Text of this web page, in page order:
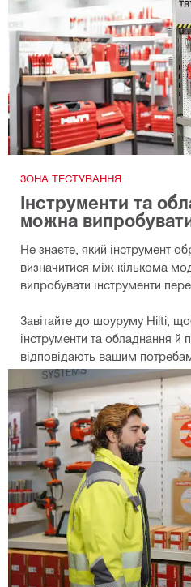
ЗОНА ТЕСТУВАННЯ
Інструменти та
можна випробувати
Не знаєте, який інструмент
визначитися між кількома
випробувати інструменти
Завітайте до шоуруму Hilti,
інструменти та обладнання й
відповідають вашим